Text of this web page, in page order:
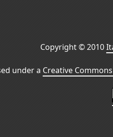
Copyright © 2010
under a Creative